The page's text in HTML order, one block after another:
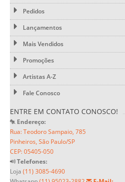
Pedidos
Lançamentos
Mais Vendidos
Promoções
Artistas A-Z
Fale Conosco
ENTRE EM CONTATO CONOSCO!
Endereço:
Rua: Teodoro Sampaio, 785
Pinheiros, São Paulo/SP
CEP: 05405-050
Telefones:
Loja (11) 3085-4690